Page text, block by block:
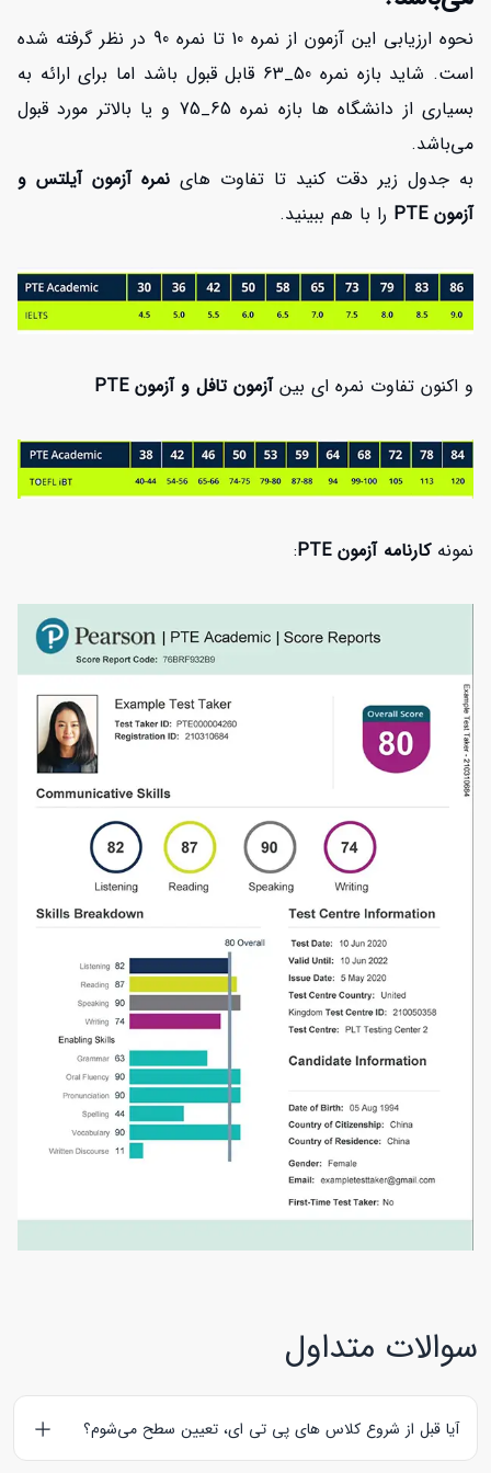
نحوه ارزیابی این آزمون از نمره 10 تا نمره 90 در نظر گرفته شده
است. شاید بازه نمره 50_63 قابل قبول باشد اما برای ارائه به
بسیاری از دانشگاه ها بازه نمره 65_75 و یا بالاتر مورد قبول
مي‌باشد.
به جدول زیر دقت کنید تا تفاوت های نمره آزمون آیلتس و
آزمون PTE
را با هم ببینید.
و اکنون تفاوت نمره ای بینآزمون تافل و آزمون PTE
نمونهکارنامه آزمون PTE :
سوالات متداول
آیا قبل از شروع کلاس های پی تی ای، تعیین سطح می‌شوم؟